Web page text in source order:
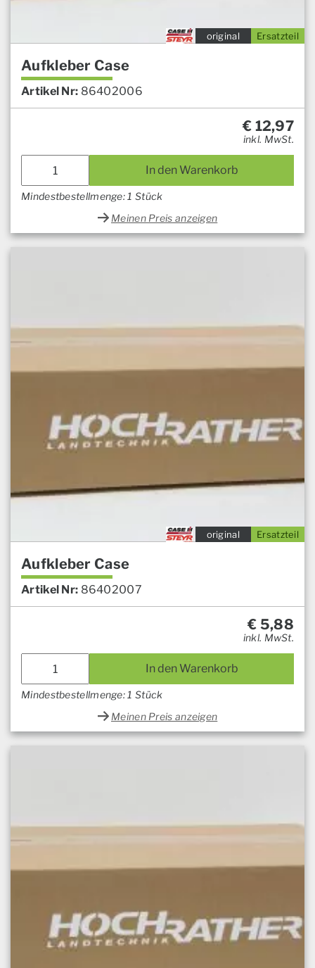
Ersatzteil
original
Aufkleber Case
Artikel Nr: 86402006
€ 12,97
inkl. MwSt.
In den Warenkorb
Mindestbestellmenge: 1 Stück
Meinen Preis anzeigen
Ersatzteil
original
Aufkleber Case
Artikel Nr: 86402007
€ 5,88
inkl. MwSt.
In den Warenkorb
Mindestbestellmenge: 1 Stück
Meinen Preis anzeigen